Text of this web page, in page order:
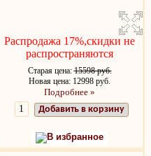
Распродажа 17%,скидки не
распространяются
Старая цена:15598 руб.
Новая цена: 12998 руб.
Подробнее »
Добавить в корзину
В избранное